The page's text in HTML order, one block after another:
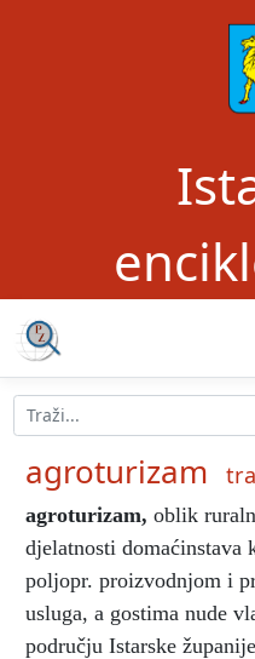
agroturizam
agroturizam, oblik
djelatnosti domaćinstava
poljopr. proizvodnjom i
usluga, a gostima nude
području Istarske